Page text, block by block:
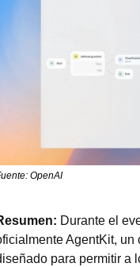
OpenAI
Durante el
AgentKit, un
para permitir a